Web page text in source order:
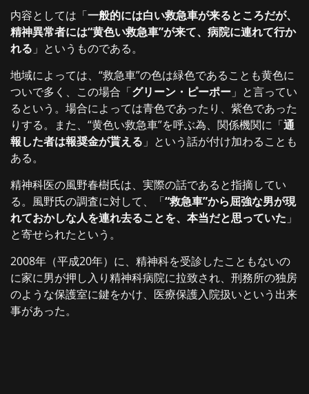
内容としては「一般的には白い救急車が来るところだが、
精神異常者には“黄色い救急車”が来て、病院に連れて行か
れる 」というものである。
地域によっては、“救急車”の色は緑色であることも黄色に
ついで多く、この場合「グリーン・ピーポー 」と言ってい
るという。場合によっては青色であったり、紫色であった
りする。また、“黄色い救急車”を呼ぶ為、関係機関に「通
報した者は報奨金が貰える 」という話が付け加わることも
ある。
精神科医の風野春樹氏は、実際の話であると指摘してい
る。風野氏の調査に対して、「“救急車”から屈強な男が現
れておかしな人を連れ去ることを、本当だと思っていた 」
と寄せられたという。
2008年（平成20年）に、精神科を受診したこともないの
に家に男が押し入り精神科病院に拉致され、刑務所の独房
のような保護室に鍵をかけ、医療保護入院扱いという出来
事があった。